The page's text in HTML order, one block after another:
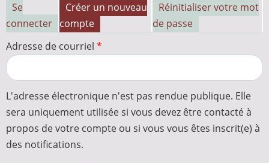
Onglets
principaux
Se
connecter
Créer un nouveau
compte
Réinitialiser votre mot
de passe
Adresse de courriel
L'adresse électronique n'est pas rendue publique. Elle
sera uniquement utilisée si vous devez être contacté à
propos de votre compte ou si vous vous êtes inscrit(e) à
des notifications.